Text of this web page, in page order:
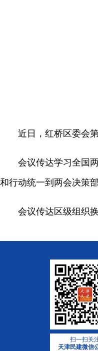
近日，红桥区委会第
会议传达学习全国两
和行动统一到两会决策
会议传达区级组织换
扫一扫关
天津民建微信